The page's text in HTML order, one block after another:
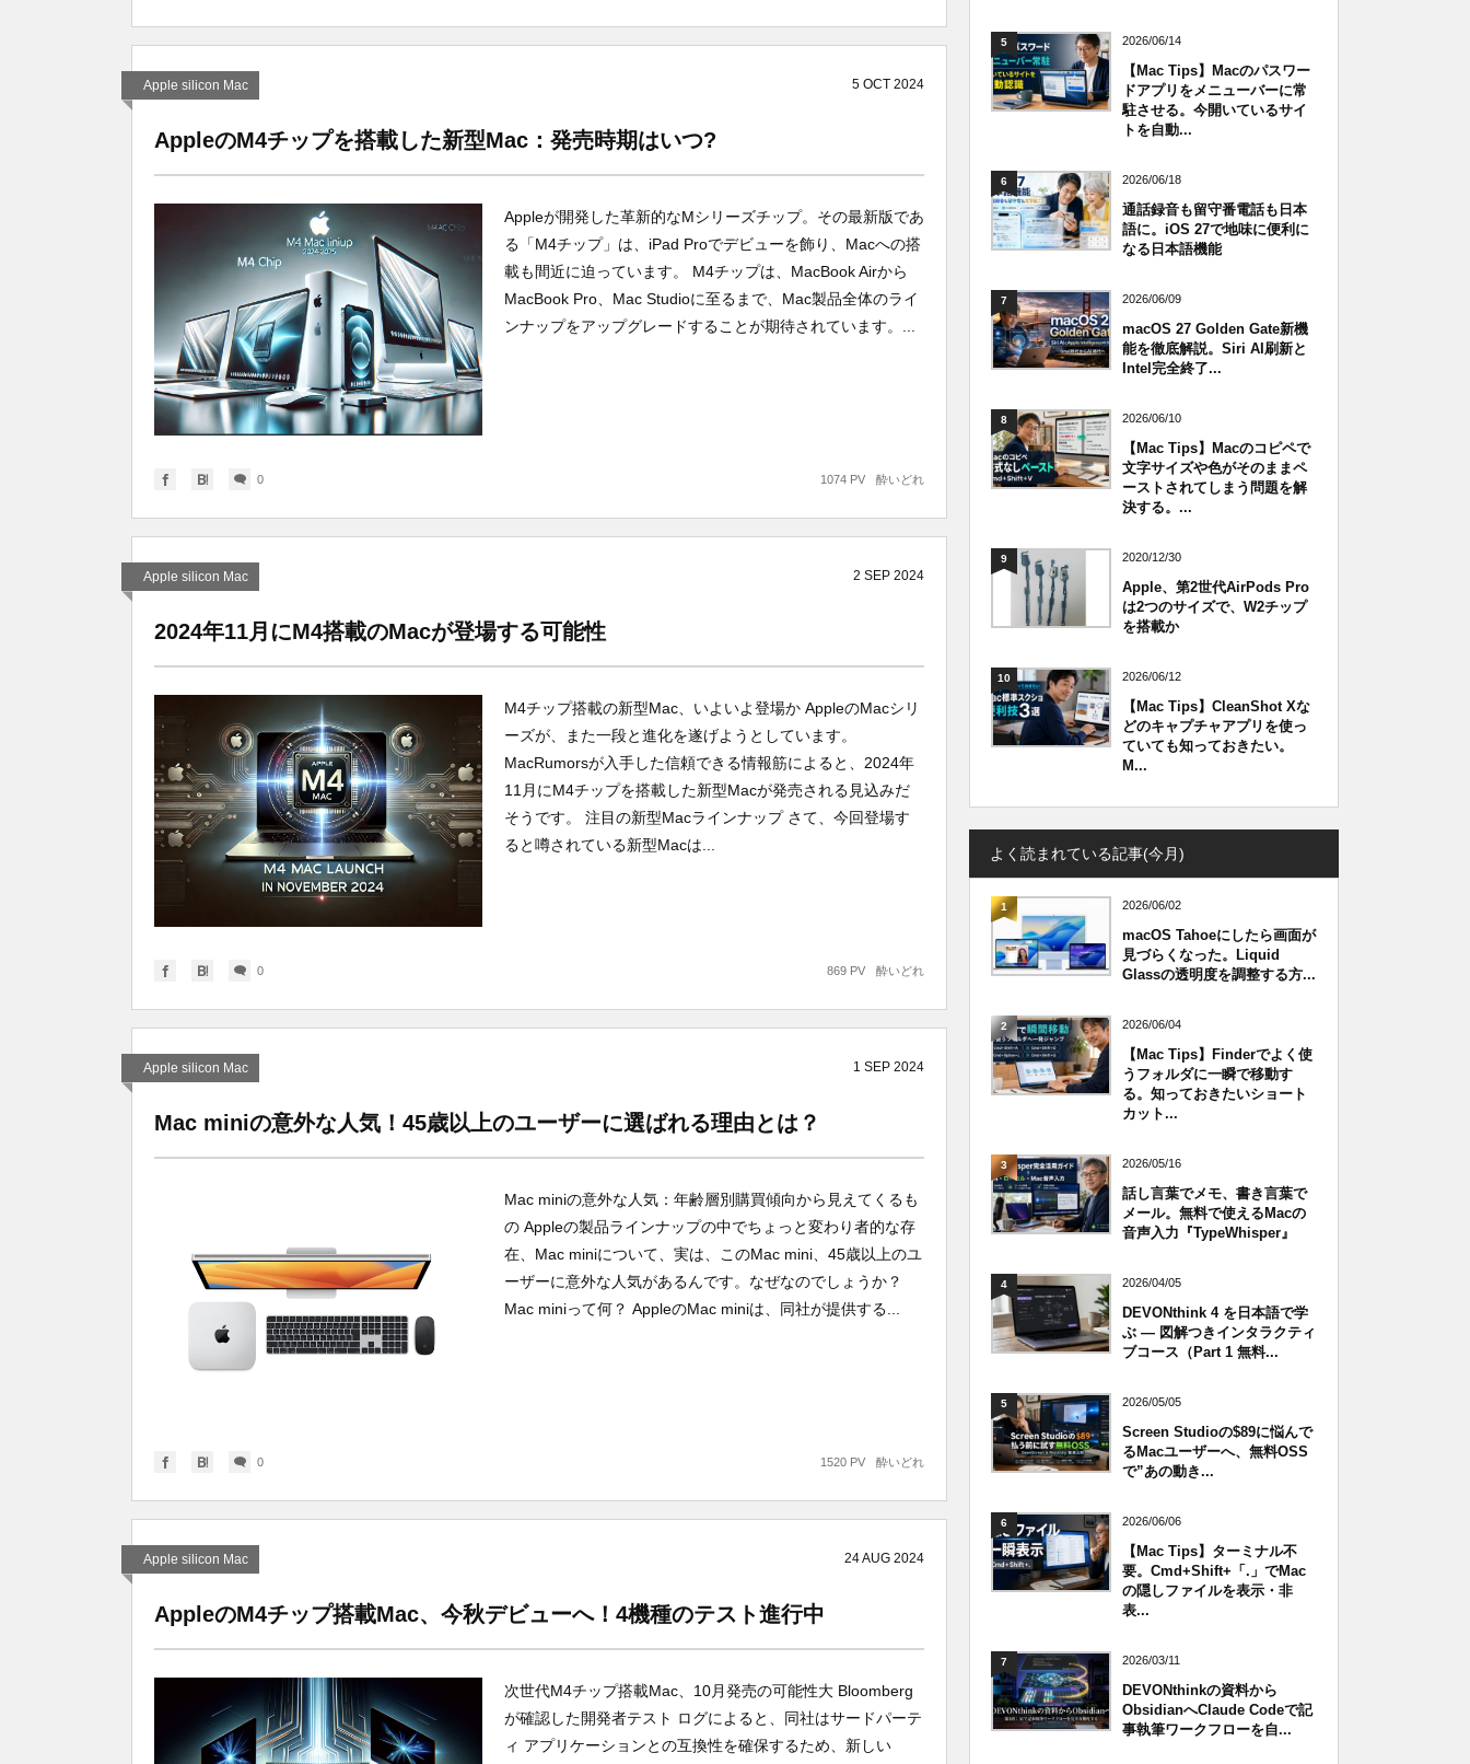
Apple silicon Mac 5 OCT 2024
AppleのM4チップを搭載した新型Mac：発売時期はいつ?
Appleが開発した革新的なMシリーズチップ。その最新版であ
る「M4チップ」は、iPad Proでデビューを飾り、Macへの搭
載も間近に迫っています。 M4チップは、MacBook Airから
MacBook Pro、Mac Studioに至るまで、Mac製品全体のライ
ンナップをアップグレードすることが期待されています。...
0 酔いどれ
1074 PV
Apple silicon Mac 2 SEP 2024
2024年11月にM4搭載のMacが登場する可能性
M4チップ搭載の新型Mac、いよいよ登場か AppleのMacシリ
ーズが、また一段と進化を遂げようとしています。
MacRumorsが入手した信頼できる情報筋によると、2024年
11月にM4チップを搭載した新型Macが発売される見込みだ
そうです。 注目の新型Macラインナップ さて、今回登場す
ると噂されている新型Macは...
0 酔いどれ
869 PV
Apple silicon Mac 1 SEP 2024
Mac miniの意外な人気！45歳以上のユーザーに選ばれる理由とは？
Mac miniの意外な人気：年齢層別購買傾向から見えてくるも
の Appleの製品ラインナップの中でちょっと変わり者的な存
在、Mac miniについて、実は、このMac mini、45歳以上のユ
ーザーに意外な人気があるんです。なぜなのでしょうか？
Mac miniって何？ AppleのMac miniは、同社が提供する...
0 酔いどれ
1520 PV
Apple silicon Mac 24AUG 2024
AppleのM4チップ搭載Mac、今秋デビューへ！4機種のテスト進行中
次世代M4チップ搭載Mac、10月発売の可能性大 Bloomberg
が確認した開発者テスト ログによると、同社はサードパーテ
ィ アプリケーションとの互換性を確保するため、新しい
5 2026/06/14
【Mac Tips】Macのパスワー
ドアプリをメニューバーに常
駐させる。今開いているサイ
トを自動...
6 2026/06/18
通話録音も留守番電話も日本
語に。iOS 27で地味に便利に
なる日本語機能
7 2026/06/09
macOS 27 Golden Gate新機
能を徹底解説。Siri AI刷新と
Intel完全終了...
8 2026/06/10
【Mac Tips】Macのコピペで
文字サイズや色がそのままペ
ーストされてしまう問題を解
決する。...
9 2020/12/30
Apple、第2世代AirPods Pro
は2つのサイズで、W2チップ
を搭載か
10 2026/06/12
【Mac Tips】CleanShot Xな
どのキャプチャアプリを使っ
ていても知っておきたい。
M...
よく読まれている記事(今月)
1 2026/06/02
macOS Tahoeにしたら画面が
見づらくなった。Liquid
Glassの透明度を調整する方...
2 2026/06/04
【Mac Tips】Finderでよく使
うフォルダに一瞬で移動す
る。知っておきたいショート
カット...
3 2026/05/16
話し言葉でメモ、書き言葉で
メール。無料で使えるMacの
音声入力『TypeWhisper』
4 2026/04/05
DEVONthink 4 を日本語で学
ぶ — 図解つきインタラクティ
ブコース（Part 1 無料...
5 2026/05/05
Screen Studioの$89に悩んで
るMacユーザーへ、無料OSS
で”あの動き...
6 2026/06/06
【Mac Tips】ターミナル不
要。Cmd+Shift+「.」でMac
の隠しファイルを表示・非
表...
7 2026/03/11
DEVONthinkの資料から
ObsidianへClaude Codeで記
事執筆ワークフローを自...